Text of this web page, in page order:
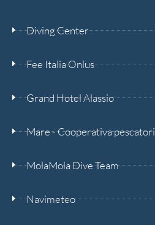
Diving Center
Fee Italia Onlus
Grand Hotel Alassio
Mare - Cooperativa pescatori
MolaMola Dive Team
Navimeteo